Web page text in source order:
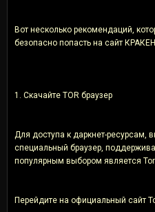
Вот несколько рекомендаций,
безопасно попасть на сайт
1. Скачайте TOR браузер
Для доступа к даркнет-ресурсам,
специальный браузер,
популярным выбором является Tor
Перейдите на oфициальный сайт